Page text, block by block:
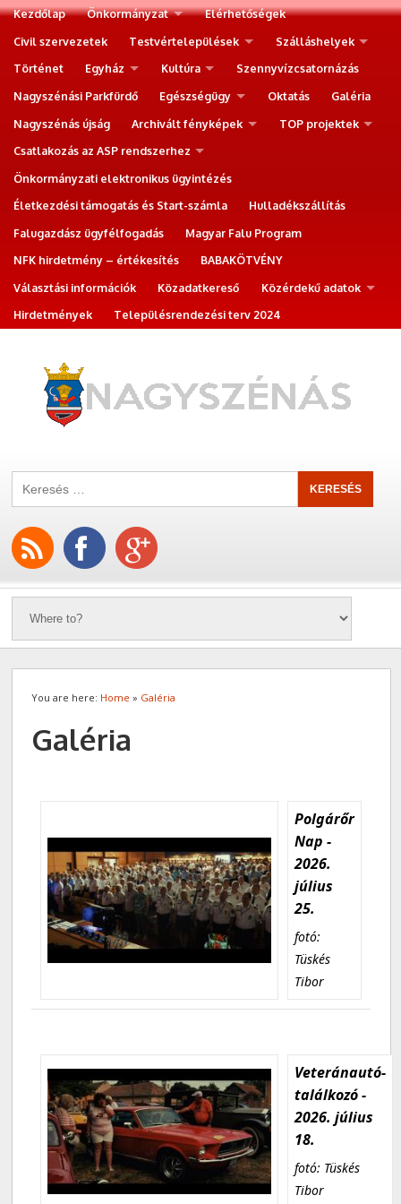
Kezdőlap Önkormányzat
Elérhetőségek
Civil szervezetek
Testvértelepülések
Szálláshelyek
Történet
Egyház Kultúra
Szennyvízcsatornázás
Nagyszénási Parkfürdő
Egészségügy Oktatás
Galéria
Nagyszénás újság
Archivált fényképek
TOP projektek
Csatlakozás az ASP rendszerhez
Önkormányzati elektronikus ügyintézés
Életkezdési támogatás és Start-számla
Hulladékszállítás
Falugazdász ügyfélfogadás
Magyar Falu Program
NFK hirdetmény – értékesítés
BABAKÖTVÉNY
Választási információk
Közadatkereső
Közérdekű adatok
Hirdetmények
Településrendezési terv 2024
You are here: Home » Galéria
Galéria
Polgárőr
Nap -
2026.
július
25.
fotó:
Tüskés
Tibor
Veteránautó-
találkozó -
2026. július
18.
fotó: Tüskés
Tibor